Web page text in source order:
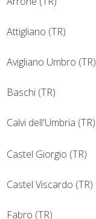
Attigliano (TR)
Avigliano Umbro (TR)
Baschi (TR)
Calvi dell'Umbria (TR)
Castel Giorgio (TR)
Castel Viscardo (TR)
Fabro (TR)